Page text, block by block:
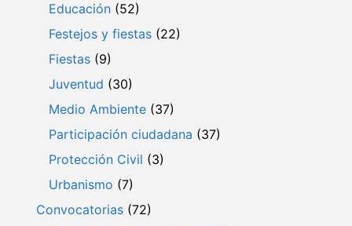
Educación (52)
Festejos y fiestas (22)
Fiestas (9)
Juventud (30)
Medio Ambiente (37)
Participación ciudadana (37)
Protección Civil (3)
Urbanismo (7)
Convocatorias (72)